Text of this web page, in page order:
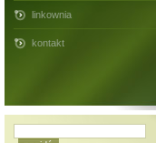
linkownia
kontakt